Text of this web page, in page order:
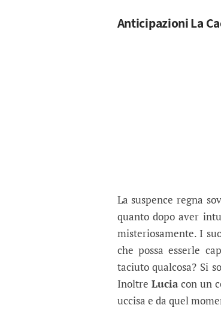
Anticipazioni La
La suspence regna
quanto dopo aver
misteriosamente. I
che possa esserle
taciuto qualcosa? Si
Inoltre Luciacon un
uccisa e da quel